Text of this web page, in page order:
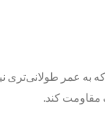
به عمر طولانی‌تری
مقاومت کند.